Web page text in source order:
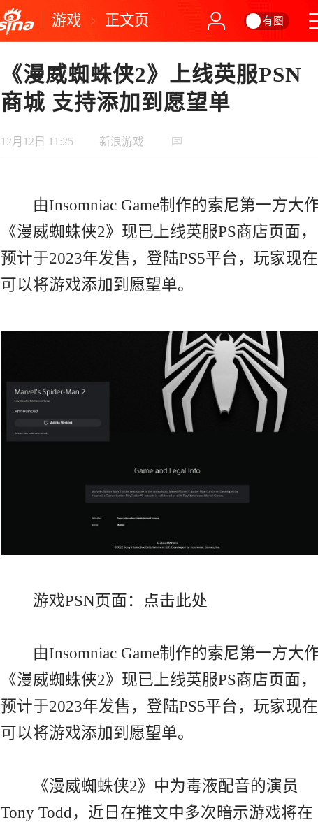
游戏 正文页 有图
《漫威蜘蛛侠2》上线英服PSN
商城 支持添加到愿望单
12月12日 11:25 新浪游戏
由Insomniac Game制作的索尼第一方大
《漫威蜘蛛侠2》现已上线英服PS商店页面，
预计于2023年发售，登陆PS5平台，玩家现在
可以将游戏添加到愿望单。
游戏PSN页面：点击此处
由Insomniac Game制作的索尼第一方大
《漫威蜘蛛侠2》现已上线英服PS商店页面，
预计于2023年发售，登陆PS5平台，玩家现在
可以将游戏添加到愿望单。
《漫威蜘蛛侠2》中为毒液配音的演员
Tony Todd，近日在推文中多次暗示游戏将在